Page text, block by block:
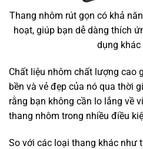
Thang nhôm rút gọn có khả
hoạt, giúp bạn dễ dàng thích
dụng khác
Chất liệu nhôm chất lượng cao
bền và vẻ đẹp của nó qua thời
rằng bạn không cần lo lắng về
thang nhôm trong nhiều điều
So với các loại thang khác như